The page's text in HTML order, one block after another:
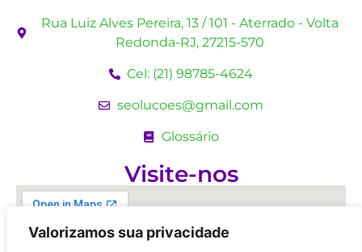
Valorizamos sua privacidade
Rua Luiz Alves Pereira, 13 / 101 - Aterrado - Volta
Redonda-RJ, 27215-570
Cel: (21) 98785-4624
seolucoes@gmail.com
Glossário
Visite-nos